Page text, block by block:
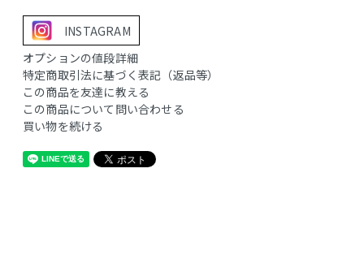
INSTAGRAM
オプションの値段詳細
特定商取引法に基づく表記（返品等）
この商品を友達に教える
この商品について問い合わせる
買い物を続ける